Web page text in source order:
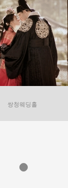
쌍청웨딩홀